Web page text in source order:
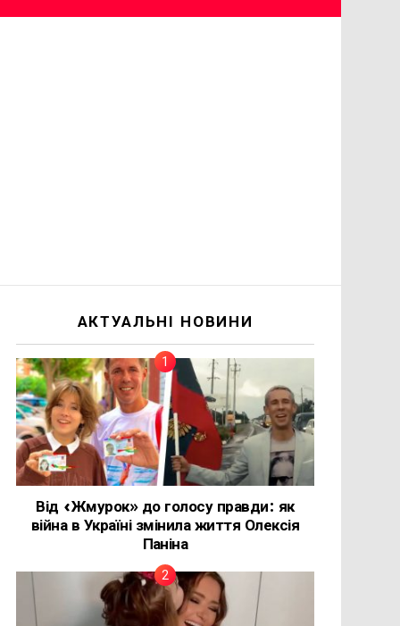
АКТУАЛЬНІ НОВИНИ
Від «Жмурок» до голосу правди: як
війна в Україні змінила життя Олексія
Паніна